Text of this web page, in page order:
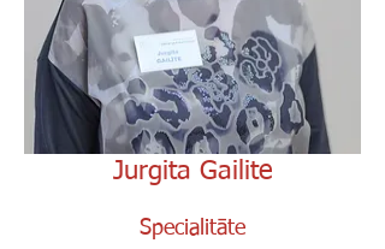
Jurgita Gailite
Specialitāte